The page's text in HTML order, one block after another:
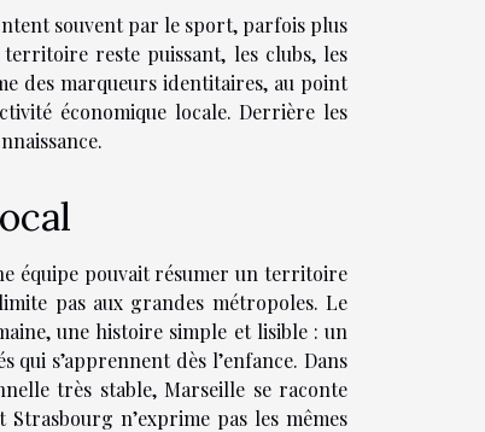
souvent par le sport, parfois plus
reste puissant, les clubs, les
des marqueurs identitaires, au point
économique locale. Derrière les
équipe pouvait résumer un territoire
pas aux grandes métropoles. Le
une histoire simple et lisible : un
s’apprennent dès l’enfance. Dans
très stable, Marseille se raconte
n’exprime pas les mêmes